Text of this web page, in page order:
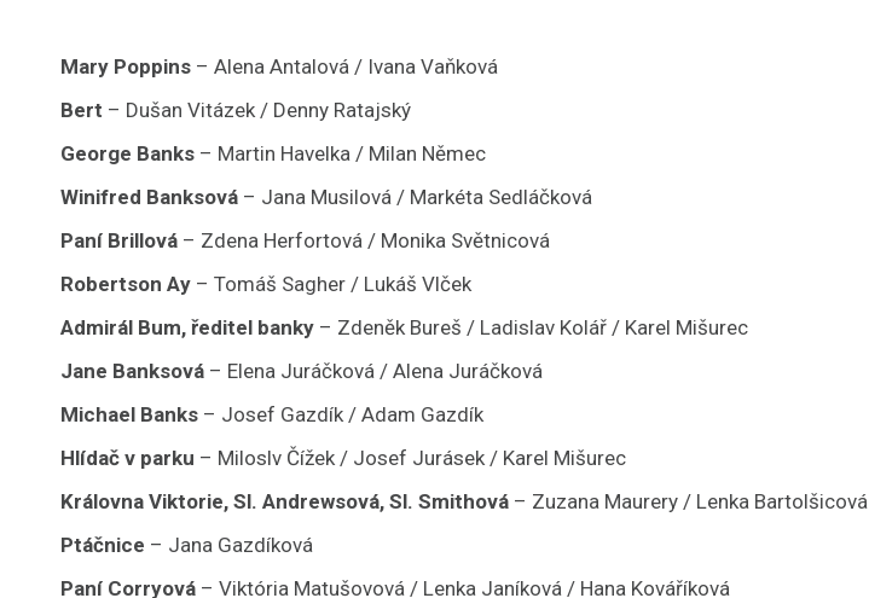
Mary Poppins – Alena Antalová / Ivana Vaňková
Bert – Dušan Vitázek / Denny Ratajský
George Banks – Martin Havelka / Milan Němec
Winifred Banksová – Jana Musilová / Markéta Sedláčková
Paní Brillová – Zdena Herfortová / Monika Světnicová
Robertson Ay – Tomáš Sagher / Lukáš Vlček
Admirál Bum, ředitel banky – Zdeněk Bureš / Ladislav Kolář / Karel Mišurec
Jane Banksová – Elena Juráčková / Alena Juráčková
Michael Banks – Josef Gazdík / Adam Gazdík
Hlídač v parku – Miloslv Čížek / Josef Jurásek / Karel Mišurec
Královna Viktorie, Sl. Andrewsová, Sl. Smithová – Zuzana Maurery / Lenka Bartolšicová
Ptáčnice – Jana Gazdíková
Paní Corryová – Viktória Matušovová / Lenka Janíková / Hana Kováříková